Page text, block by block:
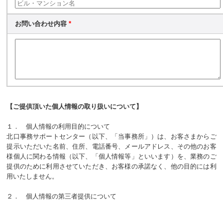
お問い合わせ内容*
【ご提供頂いた個人情報の取り扱いについて】
１． 個人情報の利用目的について
北口事務サポートセンター（以下、「当事務所」）は、お客さまからご
提示いただいた名前、住所、電話番号、メールアドレス、その他のお客
様個人に関わる情報（以下、「個人情報等」といいます）を、業務のご
提供のために利用させていただき、お客様の承諾なく、他の目的には利
用いたしません。
２． 個人情報の第三者提供について